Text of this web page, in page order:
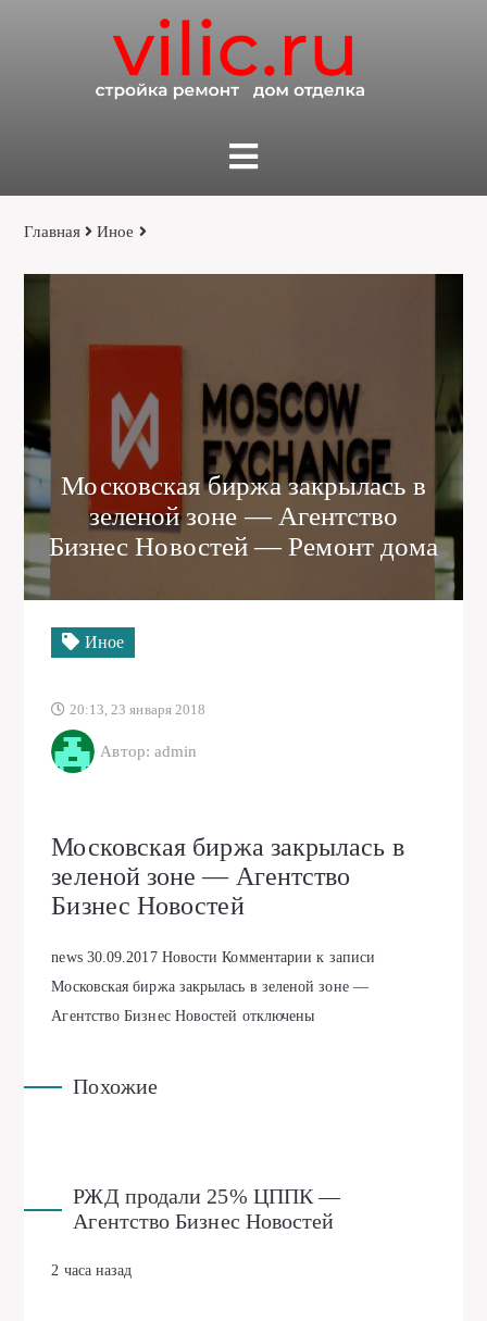
Главная Иное
Московская биржа закрылась в
зеленой зоне — Агентство
Бизнес Новостей — Ремонт дома
Иное
20:13, 23 января 2018
Автор: admin
Московская биржа закрылась в
зеленой зоне — Агентство
Бизнес Новостей
news 30.09.2017 Новости Комментариик записи
Московская биржа закрылась в зеленой зоне —
Агентство Бизнес Новостей отключены
Похожие
РЖД продали 25% ЦППК —
Агентство Бизнес Новостей
2 часа назад